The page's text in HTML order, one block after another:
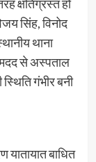
क्षतिग्रस्त हो
सिंह, विनोद
थाना
से अस्पताल
गंभीर बनी
यातायात बाधित